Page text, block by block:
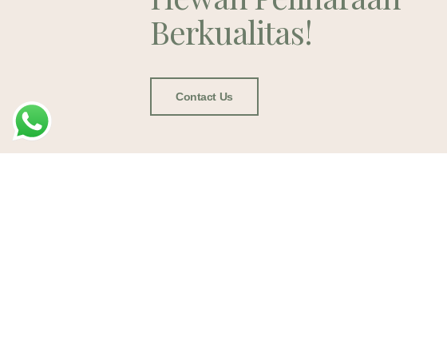
Berkualitas!
Contact Us